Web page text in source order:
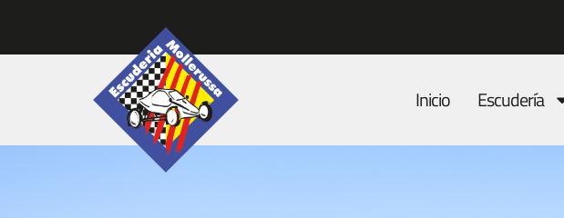
Inicio Escudería